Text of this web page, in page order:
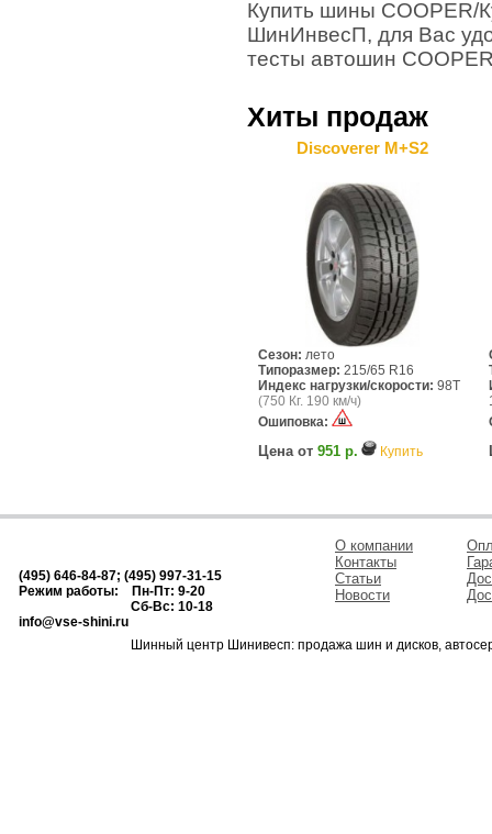
Купить шины COOPER/
ШинИнвесП, для Вас
тесты автошин
Хиты продаж
Discoverer M+S2
Сезон: лето
Типоразмер: 215/65 R16
Индекс нагрузки/скорости: 98T
(750 Кг. 190 км/ч)
Ошиповка:
Цена от 951 р. Купить
(495) 646-84-87; (495) 997-31-15
Режим работы: Пн-Пт: 9-20
Сб-Вс: 10-18
info@vse-shini.ru
О компании
Контакты
Статьи
Новости
Шинный центр Шинивесп: продажа шин и дисков,